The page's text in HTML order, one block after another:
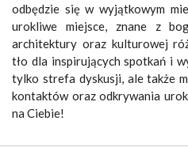
odbędzie się w wyjątkowym
urokliwe miejsce, znane z
architektury oraz kulturowej
tło dla inspirujących spotkań i
tylko strefa dyskusji, ale także
kontaktów oraz odkrywania
na Ciebie!